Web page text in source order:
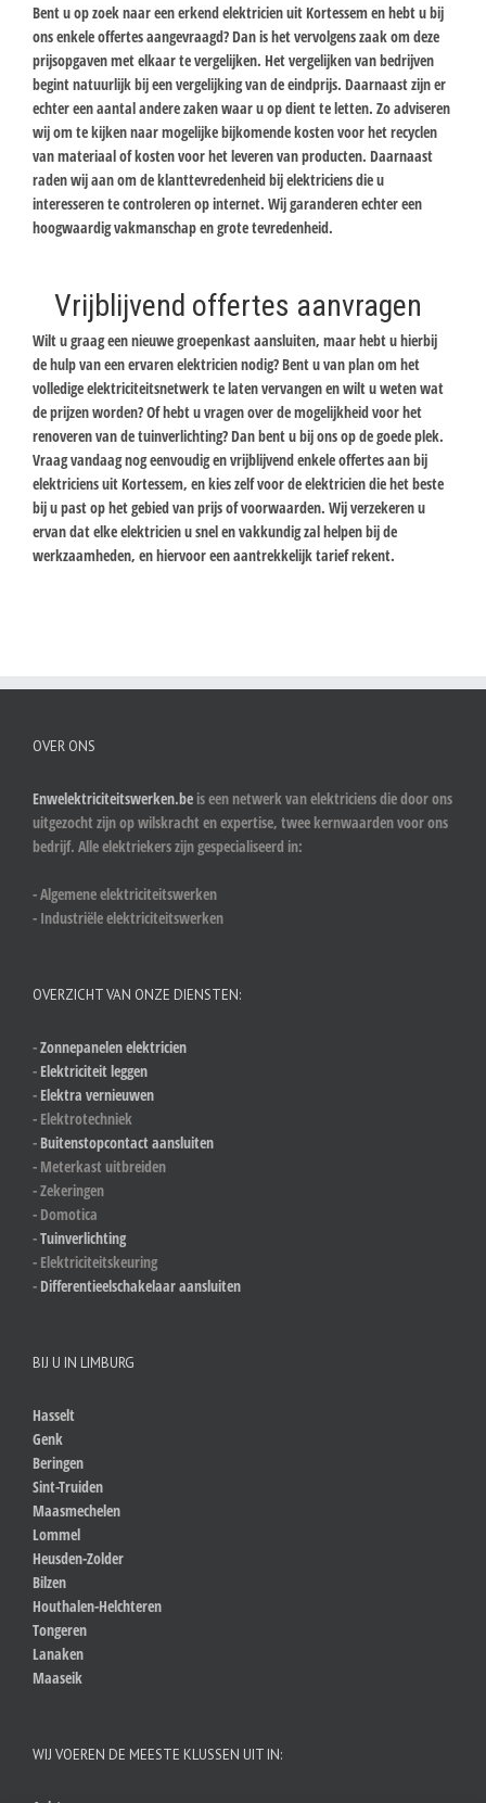
Bent u op zoek naar een erkend elektricien uit Kortessem en hebt u bij
ons enkele offertes aangevraagd? Dan is het vervolgens zaak om deze
prijsopgaven met elkaar te vergelijken. Het vergelijken van bedrijven
begint natuurlijk bij een vergelijking van de eindprijs. Daarnaast zijn er
echter een aantal andere zaken waar u op dient te letten. Zo adviseren
wij om te kijken naar mogelijke bijkomende kosten voor het recyclen
van materiaal of kosten voor het leveren van producten. Daarnaast
raden wij aan om de klanttevredenheid bij elektriciens die u
interesseren te controleren op internet. Wij garanderen echter een
hoogwaardig vakmanschap en grote tevredenheid.
Vrijblijvend offertes aanvragen
Wilt u graag een nieuwe groepenkast aansluiten, maar hebt u hierbij
de hulp van een ervaren elektricien nodig? Bent u van plan om het
volledige elektriciteitsnetwerk te laten vervangen en wilt u weten wat
de prijzen worden? Of hebt u vragen over de mogelijkheid voor het
renoveren van de tuinverlichting? Dan bent u bij ons op de goede plek.
Vraag vandaag nog eenvoudig en vrijblijvend enkele offertes aan bij
elektriciens uit Kortessem, en kies zelf voor de elektricien die het beste
bij u past op het gebied van prijs of voorwaarden. Wij verzekeren u
ervan dat elke elektricien u snel en vakkundig zal helpen bij de
werkzaamheden, en hiervoor een aantrekkelijk tarief rekent.
OVER ONS
Enwelektriciteitswerken.be is een netwerk van elektriciens die door ons
uitgezocht zijn op wilskracht en expertise, twee kernwaarden voor ons
bedrijf. Alle elektriekers zijn gespecialiseerd in:
- Algemene elektriciteitswerken
- Industriële elektriciteitswerken
OVERZICHT VAN ONZE DIENSTEN:
-Zonnepanelen elektricien
- Elektriciteit leggen
- Elektra vernieuwen
- Elektrotechniek
- Buitenstopcontact aansluiten
- Meterkast uitbreiden
- Zekeringen
- Domotica
-Tuinverlichting
- Elektriciteitskeuring
- Differentieelschakelaar aansluiten
BIJ U IN LIMBURG
Hasselt
Genk
Beringen
Sint-Truiden
Maasmechelen
Lommel
Heusden-Zolder
Bilzen
Houthalen-Helchteren
Tongeren
Lanaken
Maaseik
WIJ VOEREN DE MEESTE KLUSSEN UIT IN: